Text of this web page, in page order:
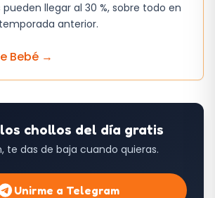
llegar al 30 %, sobre todo en
anterior.
Bebé →
chollos del día gratis
te das de baja cuando quieras.
Unirme a Telegram